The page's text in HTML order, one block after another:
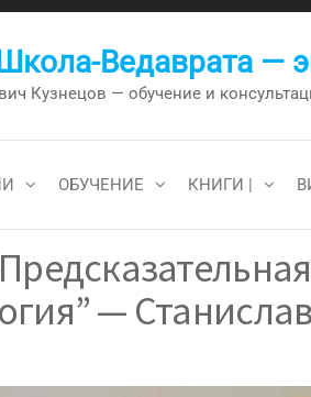
Ведаврата —
Кузнецов — обучение и
ОБУЧЕНИЕ КНИГИ |
—